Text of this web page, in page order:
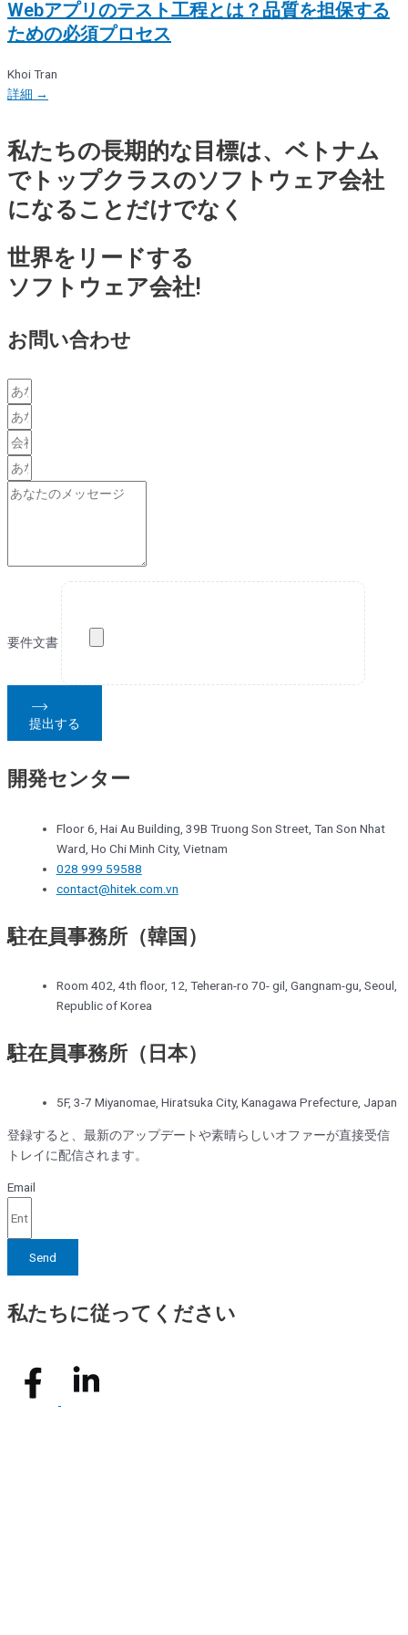
Webアプリのテスト工程とは？品質を担保する
ための必須プロセス
Khoi Tran
詳細 →
私たちの長期的な目標は、ベトナム
でトップクラスのソフトウェア会社
になることだけでなく
世界をリードする
ソフトウェア会社!
お問い合わせ
要件文書
提出する
開発センター
Floor 6, Hai Au Building, 39B Truong Son Street, Tan Son Nhat
Ward, Ho Chi Minh City, Vietnam
028 999 59588
contact@hitek.com.vn
駐在員事務所（韓国）
Room 402, 4th floor, 12, Teheran-ro 70- gil, Gangnam-gu, Seoul,
Republic of Korea
駐在員事務所（日本）
5F, 3-7 Miyanomae, Hiratsuka City, Kanagawa Prefecture, Japan
登録すると、最新のアップデートや素晴らしいオファーが直接受信
トレイに配信されます。
Email
Send
私たちに従ってください